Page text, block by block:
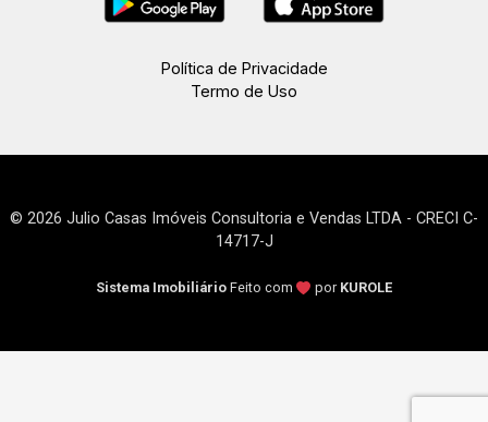
Política de Privacidade
Termo de Uso
© 2026 Julio Casas Imóveis Consultoria e Vendas LTDA - CRECI C-
14717-J
Sistema Imobiliário Feito com por KUROLE